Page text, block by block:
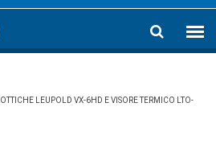
OTTICHE LEUPOLD VX-6HD E VISORE TERMICO LTO-